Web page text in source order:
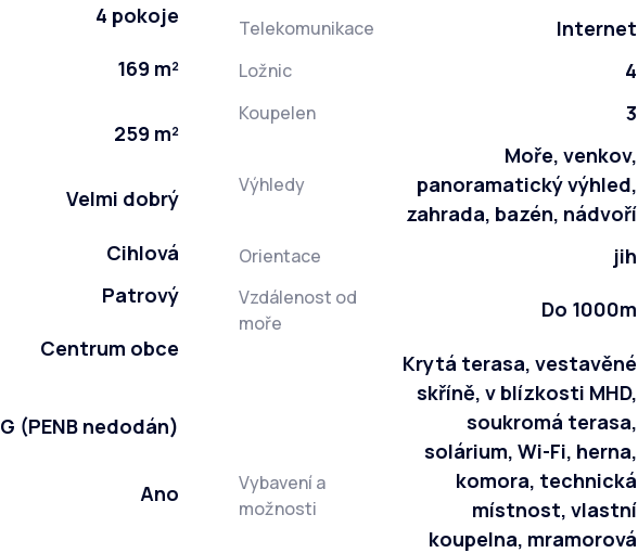
4 pokoje
169 m²
259 m²
Velmi dobrý
Cihlová
Patrový
Centrum obce
G (PENB nedodán)
Ano
Telekomunikace Internet
Ložnic 4
Koupelen 3
Výhledy
Moře, venkov,
panoramatický výhled,
zahrada, bazén, nádvoří
Orientace jih
Vzdálenost od
moře
Do 1000m
Vybavení a
možnosti
Krytá terasa, vestavěné
skříně, v blízkosti MHD,
soukromá terasa,
solárium, Wi-Fi, herna,
komora, technická
místnost, vlastní
koupelna, mramorová